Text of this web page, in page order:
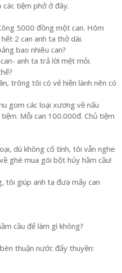
các tiệm phở ở đây.
5000 đồng một can. Hôm
2 can anh ta thở dài.
bao nhiêu can?
anh ta trả lời mệt mỏi.
trông tôi có vẻ hiền lành nên có
gom các loại xương về nấu
Mỗi can 100.000đ. Chủ tiệm
dù không cố tình, tôi vẫn nghe
ghé mua gói bột hủy hầm cầu!
tôi giúp anh ta đưa mấy can
cầu để làm gì không?
thuận nước đẩy thuyền: